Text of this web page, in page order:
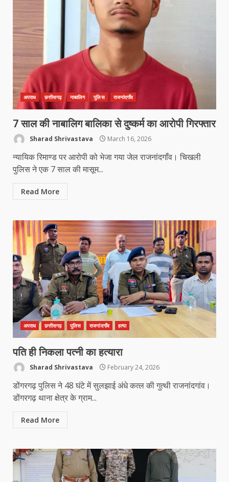
अपराध छत्तीसगढ़ नाबालिग पुलिस राजनांदगाँव
7 साल की नाबालिग बालिका से दुष्कर्म का आरोपी गिरफ्तार
Sharad Shrivastava March 16, 2026
न्यायिक रिमाण्ड पर आरोपी को भेजा गया जेल राजनांदगाँव। चिखली
पुलिस ने एक 7 साल की मासूम...
Read More
अपराध छत्तीसगढ़ पुलिस राजनांदगाँव हत्या
पति ही निकला पत्नी का हत्यारा
Sharad Shrivastava February 24, 2026
डोंगरगढ़ पुलिस ने 48 घंटे में सुलझाई अंधे कत्ल की गुत्थी राजनांदगांव।
डोंगरगढ़ थाना क्षेत्र के ग्राम...
Read More